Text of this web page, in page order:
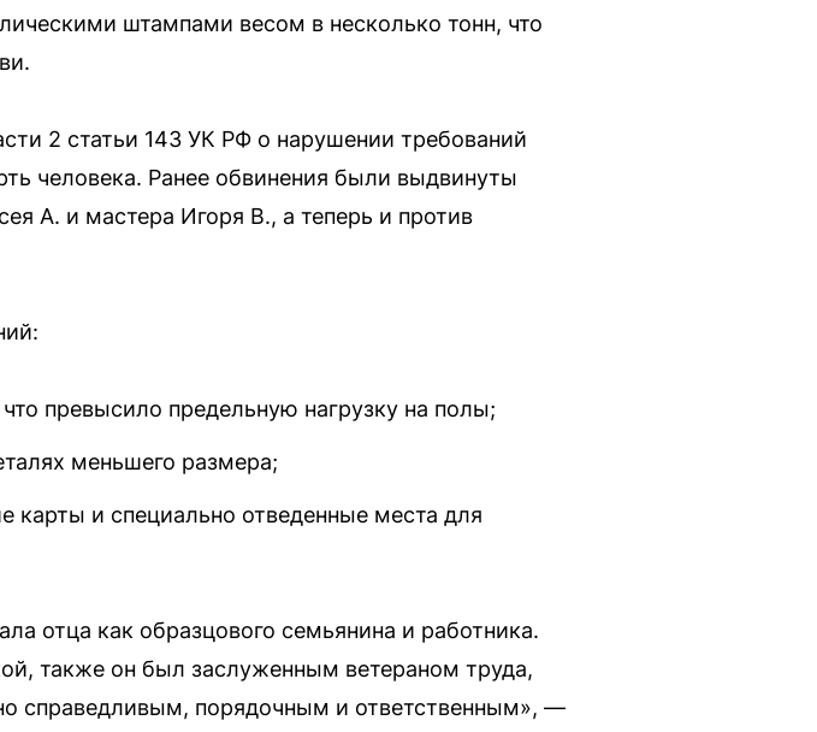
штампами весом в несколько тонн, что
2 статьи 143 УК РФ о нарушении требований
человека. Ранее обвинения были выдвинуты
А. и мастера Игоря В., а теперь и против
превысило предельную нагрузку на полы;
меньшего размера;
карты и специально отведенные места для
отца как образцового семьянина и работника.
также он был заслуженным ветераном труда,
справедливым, порядочным и ответственным», —